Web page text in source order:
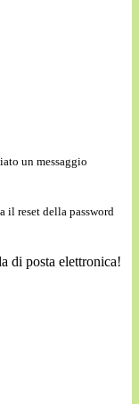
un messaggio
il reset della password
di posta elettronica!